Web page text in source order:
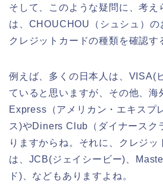
そして、このような疑問に、考え
は、CHOUCHOU（シュシュ）の
クレジットカードの種類を確認す
例えば、多くの日本人は、VISA(
ていると思いますが、その他、
Express（アメリカン・エキスプ
ス)やDiners Club（ダイナースク
りますからね。それに、クレジッ
は、JCB(ジェイシービー)、
ド)、などもありますよね。